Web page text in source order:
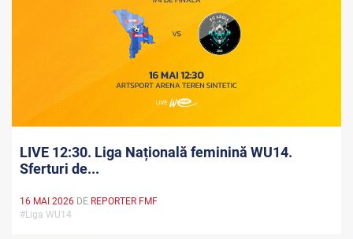
LIVE 12:30. Liga Națională feminină WU14.
Sferturi de...
16 MAI 2026 DE REPORTER FMF
#Liga WU14